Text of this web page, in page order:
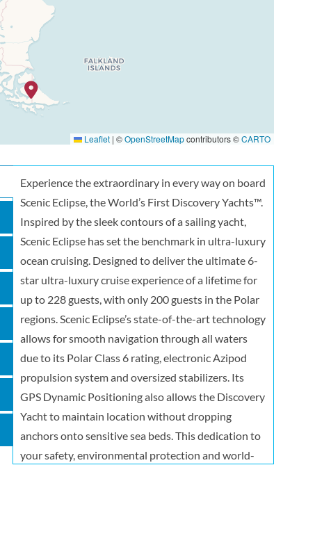
Leaflet | ©OpenStreetMapcontributors ©CARTO
Experience the extraordinary in every way on board
Scenic Eclipse, the World’s First Discovery Yachts™.
Inspired by the sleek contours of a sailing yacht,
Scenic Eclipse has set the benchmark in ultra-luxury
ocean cruising. Designed to deliver the ultimate 6-
star ultra-luxury cruise experience of a lifetime for
up to 228 guests, with only 200 guests in the Polar
regions. Scenic Eclipse’s state-of-the-art technology
allows for smooth navigation through all waters
due to its Polar Class 6 rating, electronic Azipod
propulsion system and oversized stabilizers. Its
GPS Dynamic Positioning also allows the Discovery
Yacht to maintain location without dropping
anchors onto sensitive sea beds. This dedication to
your safety, environmental protection and world-